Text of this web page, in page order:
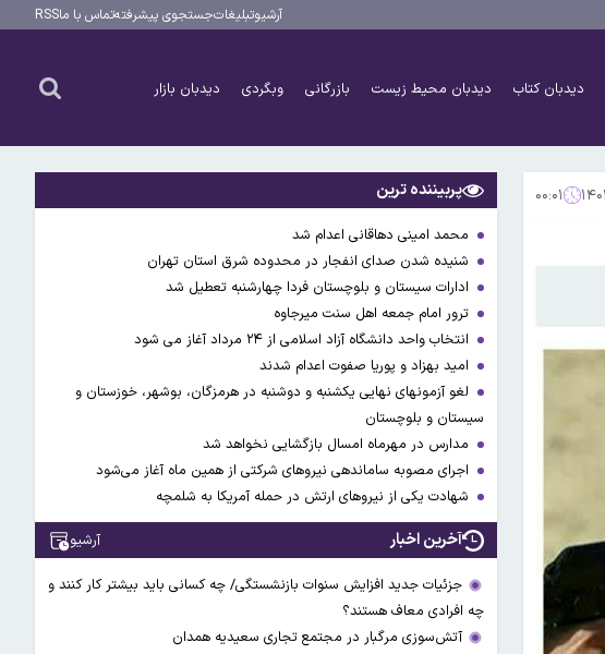
آرشیوتبلیغاتجستجوی پیشرفتهتماس با ماRSS
دیدبان کتاب دیدبان محیط زیست بازرگانی وبگردی دیدبان بازار
۰۰:۰۱ پربیننده ترین
محمد امینی دهاقانی اعدام شد
شنیده شدن صدای انفجار در محدوده شرق استان تهران
ادارات سیستان و بلوچستان فردا چهارشنبه تعطیل شد
ترور امام جمعه اهل سنت میرجاوه
انتخاب واحد دانشگاه آزاد اسلامی از ۲۴ مرداد آغاز می شود
امید بهزاد و پوریا صفوت اعدام شدند
لغو آزمونهای نهایی یکشنبه و دوشنبه در هرمزگان، بوشهر، خوزستان و
سیستان و بلوچستان
مدارس در مهرماه امسال بازگشایی نخواهد شد
اجرای مصوبه ساماندهی نیرو‌های شرکتی از همین ماه آغاز می‌شود
شهادت یکی از نیروهای ارتش در حمله آمریکا به شلمچه
آخرین اخبار آرشیو
جزئیات جدید افزایش سنوات بازنشستگی/ چه کسانی باید بیشتر کار کنند و
چه افرادی معاف هستند؟
آتش‌سوزی مرگبار در مجتمع تجاری سعیدیه همدان